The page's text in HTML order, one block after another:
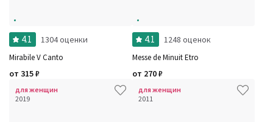
4.1 1304 оценки
Mirabile V Canto
от 315₽
4.1 1248 оценок
Messe de Minuit Etro
от 270₽
для женщин
2019
для женщин
2011